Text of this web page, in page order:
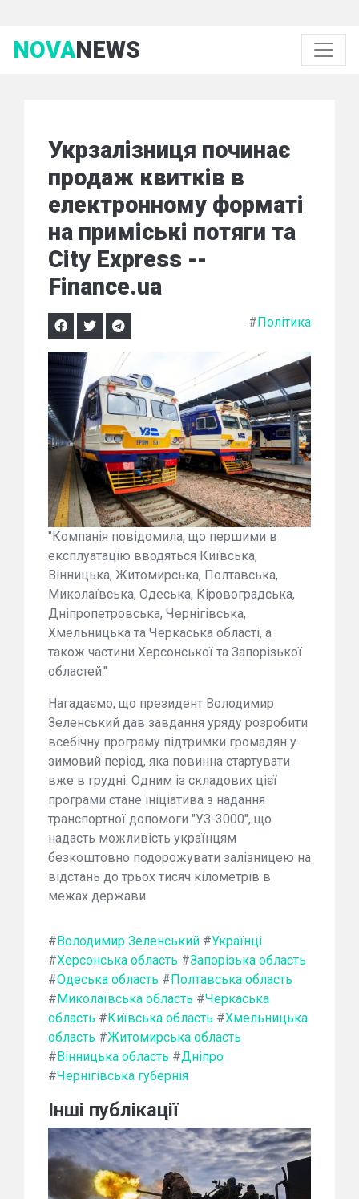
NOVANEWS
Укрзалізниця починає
продаж квитків в
електронному форматі
на приміські потяги та
City Express --
Finance.ua
#Політика
"Компанія повідомила, що першими в
експлуатацію вводяться Київська,
Вінницька, Житомирська, Полтавська,
Миколаївська, Одеська, Кіровоградська,
Дніпропетровська, Чернігівська,
Хмельницька та Черкаська області, а
також частини Херсонської та Запорізької
областей."
Нагадаємо, що президент Володимир
Зеленський дав завдання уряду розробити
всебічну програму підтримки громадян у
зимовий період, яка повинна стартувати
вже в грудні. Одним із складових цієї
програми стане ініціатива з надання
транспортної допомоги "УЗ-3000", що
надасть можливість українцям
безкоштовно подорожувати залізницею на
відстань до трьох тисяч кілометрів в
межах держави.
#Володимир Зеленський #Українці
#Херсонська область #Запорізька область
#Одеська область #Полтавська область
#Миколаївська область #Черкаська
область #Київська область #Хмельницька
область #Житомирська область
#Вінницька область #Дніпро
#Чернігівська губернія
Інші публікації